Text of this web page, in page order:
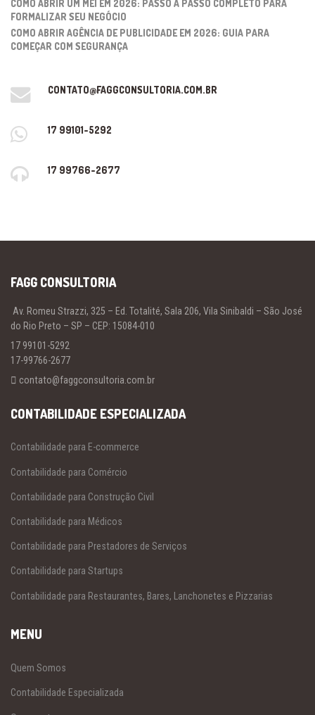
COMO ABRIR UM MEI EM 2026: PASSO A PASSO COMPLETO PARA
FORMALIZAR SEU NEGÓCIO
COMO ABRIR AGÊNCIA DE PUBLICIDADE EM 2026: GUIA PARA
COMEÇAR COM SEGURANÇA
CONTATO@FAGGCONSULTORIA.COM.BR
17 99101-5292
17 99766-2677
FAGG CONSULTORIA
Av. Romeu Strazzi, 325 – Ed. Totalité, Sala 206, Vila Sinibaldi – São José
do Rio Preto – SP – CEP: 15084-010
17 99101-5292
17-99766-2677
contato@faggconsultoria.com.br
CONTABILIDADE ESPECIALIZADA
Contabilidade para E-commerce
Contabilidade para Comércio
Contabilidade para Construção Civil
Contabilidade para Médicos
Contabilidade para Prestadores de Serviços
Contabilidade para Startups
Contabilidade para Restaurantes, Bares, Lanchonetes e Pizzarias
MENU
Quem Somos
Contabilidade Especializada